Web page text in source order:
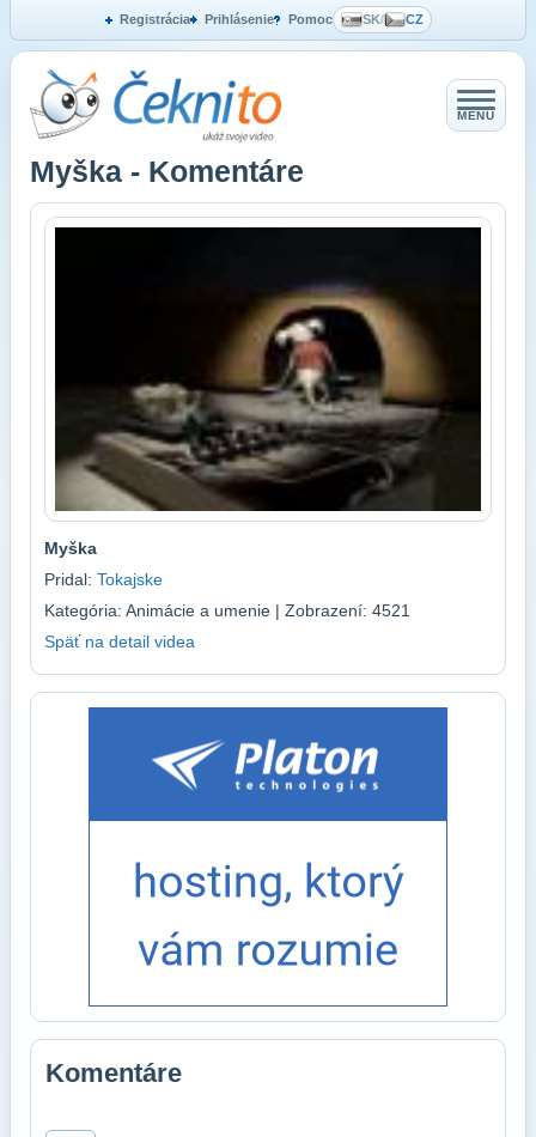
Registrácia Prihlásenie Pomoc SK/ CZ
MENU
Myška - Komentáre
Myška
Pridal: Tokajske
Kategória: Animácie a umenie | Zobrazení: 4521
Späť na detail videa
Komentáre